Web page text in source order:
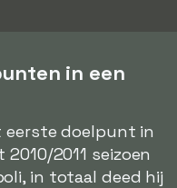
in een
eerste doelpunt in
2011 seizoen
in totaal deed hij